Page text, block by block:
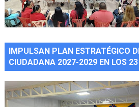
IMPULSAN PLAN ESTRATÉGICO
CIUDADANA 2027-2029 EN LOS